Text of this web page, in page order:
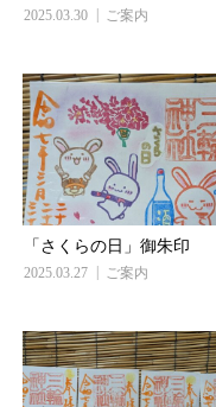
2025.03.30 ご案内
「さくらの日」御朱印
2025.03.27 ご案内